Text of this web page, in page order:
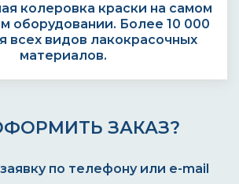
колеровка краски на самом
оборудовании. Более 10 000
всех видов лакокрасочных
материалов.
ЗАКАЗ?